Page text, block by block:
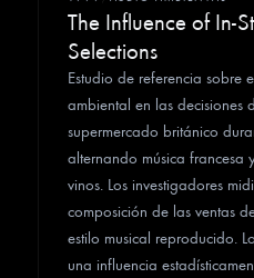
The Influence of In-
Selections
Estudio de referencia sobre
ambiental en las decisiones
supermercado británico
alternando música
vinos. Los investigadores
composición de las ventas
estilo musical reproducido.
una influencia